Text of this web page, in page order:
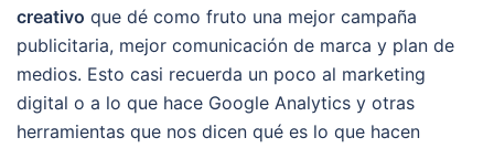
creativo que dé como fruto una mejor campaña
publicitaria, mejor comunicación de marca y plan de
medios. Esto casi recuerda un poco al marketing
digital o a lo que hace Google Analytics y otras
herramientas que nos dicen qué es lo que hacen